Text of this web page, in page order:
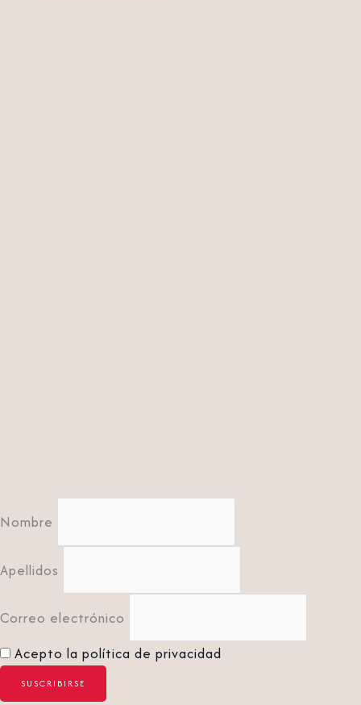
Nombre
Apellidos
Correo electrónico
Acepto la política de privacidad